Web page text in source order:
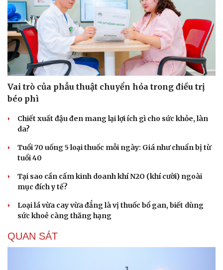
Vai trò của phẫu thuật chuyển hóa trong điều trị
béo phì
Chiết xuất đậu đen mang lại lợi ích gì cho sức khỏe, làn
da?
Tuổi 70 uống 5 loại thuốc mỗi ngày: Giá như chuẩn bị từ
tuổi 40
Tại sao cần cấm kinh doanh khí N2O (khí cười) ngoài
mục đích y tế?
Loại lá vừa cay vừa đắng là vị thuốc bổ gan, biết dùng
sức khoẻ càng thăng hạng
QUAN SÁT